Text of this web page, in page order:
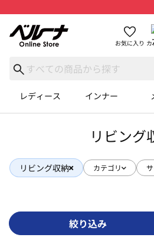
お気に入り カ
レディース インナー
リビング
リビング収納 カテゴリ
絞り込み